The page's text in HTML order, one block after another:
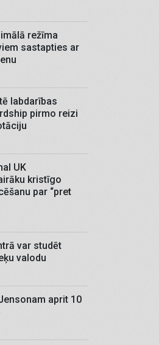
režīma
sastapties ar
labdarības
pirmo reizi
UK
kristīgo
par “pret
var studēt
valodu
aprit 10